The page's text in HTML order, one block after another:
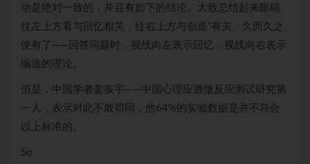
动是绝对一致的，并且有如下的结论。大致总结起来眼睛
往左上方看与回忆相关，往右上方与创造”有关。久而久之
便有了——回答问题时，视线向左表示回忆，视线向右表示
编造的理论。
但是，中国学者姜振宇——中国心理应激微反应测试研究第
一人，表示对此不敢苟同，他64%的实验数据是并不符合
以上标准的。
So